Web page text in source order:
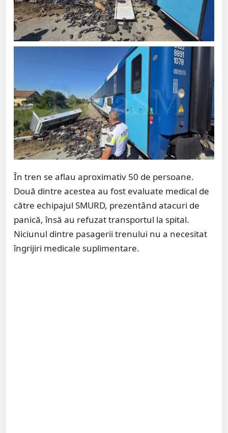
În tren se aflau aproximativ 50 de persoane.
Două dintre acestea au fost evaluate medical de
către echipajul SMURD, prezentând atacuri de
panică, însă au refuzat transportul la spital.
Niciunul dintre pasagerii trenului nu a necesitat
îngrijiri medicale suplimentare.